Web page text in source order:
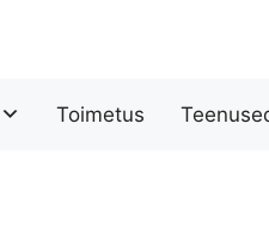
Toimetus